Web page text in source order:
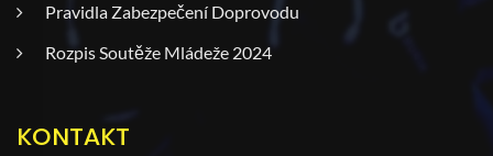
Pravidla Zabezpečení Doprovodu
Rozpis Soutěže Mládeže 2024
KONTAKT